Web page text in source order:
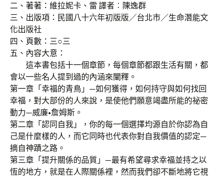
二、著著：維拉妮卡、雷 譯者︰陳逸群
三、出版項：民國八十六年初版版／台北市／生命潛能文
化出版社
四、頁數：三○三
五、內容大意：
這本書包括十一個章節，每個章節都跟生活有關，都
會以一些名人提到過的內涵來闡釋。
第一章「幸福的青鳥」—如何獲得，如何持守與如何找回
幸福，對大部份的人來說，是使他們願意竭盡所能的祕密
動力—威廉•詹姆斯。
第二章「認同自我」，你的每一個選擇均源自於你認為自
己是什麼樣的人，而它同時也代表你對自我價值的認定—
摘自神蹟之路。
第三章「提升關係的品質」—最有希望尋求幸福並持之以
恆的地方，就是在人際關係裡，然而我們卻不斷地將它視